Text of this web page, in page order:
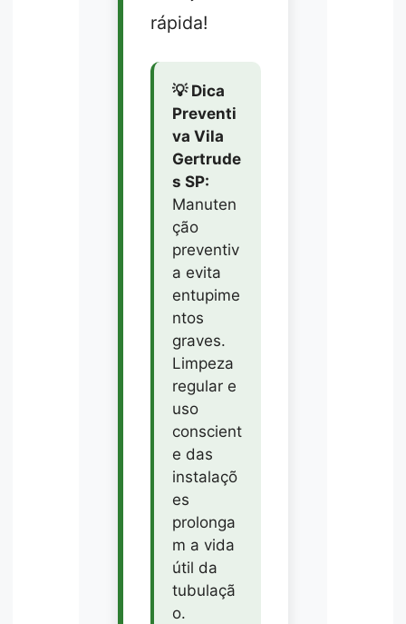
rápida!
💡 Dica
Preventi
va Vila
Gertrude
s SP:
Manuten
ção
preventiv
a evita
entupime
ntos
graves.
Limpeza
regular e
uso
conscient
e das
instalaçõ
es
prolonga
m a vida
útil da
tubulaçã
o.